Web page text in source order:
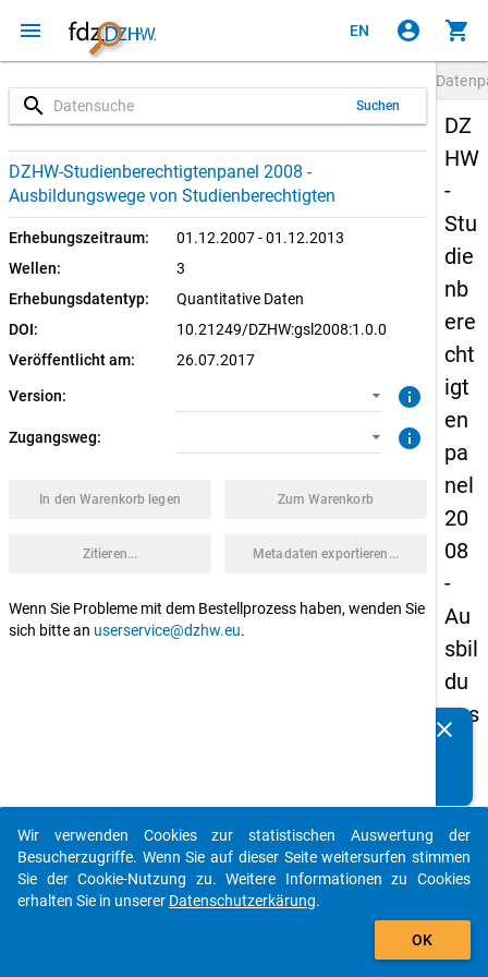
menu EN account_circle shopping_cart
search Suchen
DZHW-Studienberechtigtenpanel 2008 -
Ausbildungswege von Studienberechtigten
Erhebungszeitraum:
01.12.2007 - 01.12.2013
Wellen:
3
Erhebungsdatentyp:
Quantitative Daten
DOI:
10.21249/DZHW:gsl2008:1.0.0
Veröffentlicht am:
26.07.2017
Version:
1.0.0 (aktuell)
info
Zugangsweg:
SUF: Remote-Desktop
SUF: On-Site
info
In den Warenkorb legen Zum Warenkorb
Zitieren... Metadaten exportieren...
Wenn Sie Probleme mit dem Bestellprozess haben, wenden Sie
sich bitte an userservice@dzhw.eu.
DZ
HW
-
Stu
die
nb
ere
cht
igt
en
pa
nel
20
08
-
Au
sbil
du
ngs
von
Stu
die
clear
auto_stories
add_shopping_cart
Wir verwenden Cookies zur statistischen Auswertung der
Besucherzugriffe. Wenn Sie auf dieser Seite weitersurfen stimmen
Sie der Cookie-Nutzung zu. Weitere Informationen zu Cookies
erhalten Sie in unserer Datenschutzerkärung.
OK